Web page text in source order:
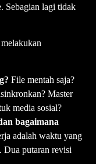
Sebagian lagi tidak
File mentah saja?
Master
media sosial?
bagaimana
adalah waktu yang
Dua putaran revisi